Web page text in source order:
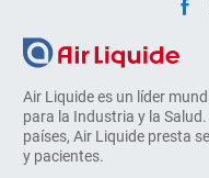
Air Liquide es un líder
para la Industria y la
países, Air Liquide presta
y pacientes.